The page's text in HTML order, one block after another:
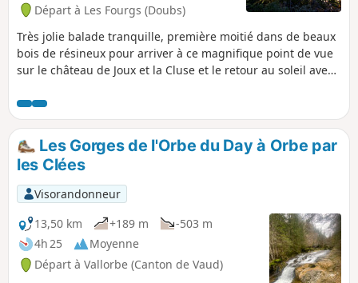
Départ à Les Fourgs (Doubs)
Très jolie balade tranquille, première moitié dans de beaux
bois de résineux pour arriver à ce magnifique point de vue
sur le château de Joux et la Cluse et le retour au soleil avec
Les Gorges de l'Orbe du Day à Orbe par
les Clées
Visorandonneur
13,50 km
+189 m
-503 m
4h 25
Moyenne
Départ à Vallorbe (Canton de Vaud)